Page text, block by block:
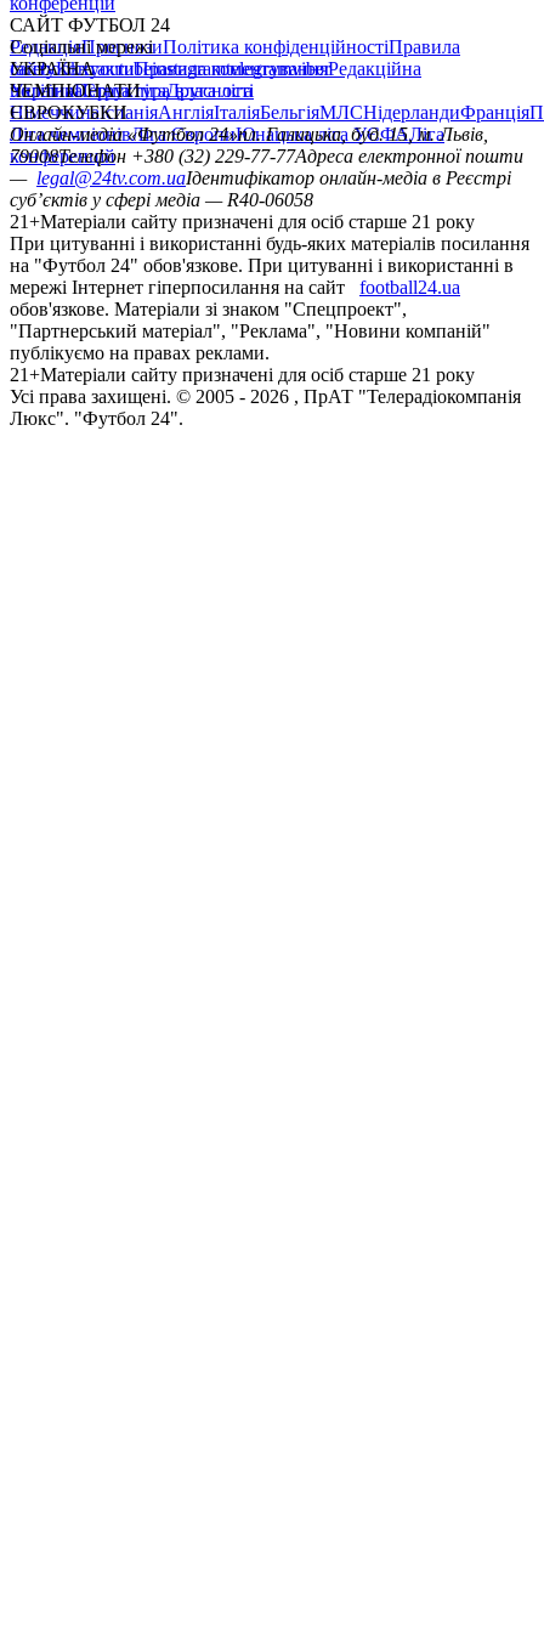
САЙТ ФУТБОЛ 24
РедакціяПрогнозиПолітика конфіденційностіПравила
сайтуКонтактиПравила коментуванняРедакційна
політикаСтруктура власності
Соціальні мережі
facebookxyoutubeinstagramtelegramviber
УКРАЇНА
УкраїнаПерша лігаДруга ліга
ЧЕМПІОНАТИ
НімеччинаІспаніяАнгліяІталіяБельгіяМЛСНідерландиФранція
ЄВРОКУБКИ
Ліга чемпіонівЛіга ЄвропиЮнацька ліга УЄФАЛіга
конференцій
Онлайн-медіа «Футбол 24»пл. Галицька, буд. 15, м. Львів,
79008Телефон +380 (32) 229-77-77Адреса електронної пошти
— legal@24tv.com.uaІдентифікатор онлайн-медіа в Реєстрі
суб’єктів у сфері медіа — R40-06058
21+Матеріали сайту призначені для осіб старше 21 року
При цитуванні і використанні будь-яких матеріалів посилання
на "Футбол 24" обов'язкове. При цитуванні і використанні в
мережі Інтернет гіперпосилання на сайт
football24.ua
обов'язкове. Матеріали зі знаком "Спецпроект",
"Партнерський матеріал", "Реклама", "Новини компаній"
публікуємо на правах реклами.
21+Матеріали сайту призначені для осіб старше 21 року
Усi права захищенi. © 2005 - 2026 , ПрАТ "Телерадіокомпанія
Люкс". "Футбол 24".